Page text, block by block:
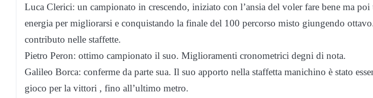
Luca Clerici: un campionato in crescendo, iniziato con l’ansia del voler fare bene ma poi
energia per migliorarsi e conquistando la finale del 100 percorso misto giungendo
contributo nelle staffette.
Pietro Peron: ottimo campionato il suo. Miglioramenti cronometrici degni di nota.
Galileo Borca: conferme da parte sua. Il suo apporto nella staffetta manichino è stato
gioco per la vittori , fino all’ultimo metro.